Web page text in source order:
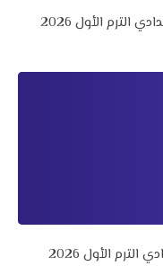
امتحان علوم استرشادي للصف الأول الإعدادي الترم الأول 2026
امتحان رياضيات تجريبي للصف الأول الإعدادي الترم الأول 2026